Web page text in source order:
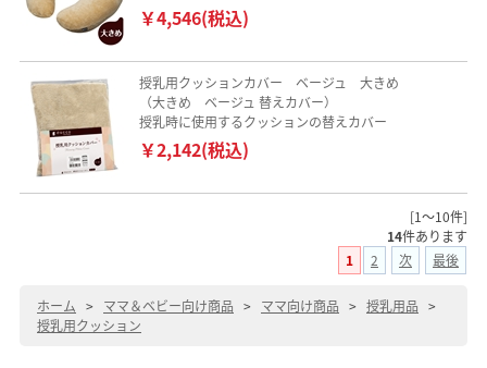
￥4,546(税込)
授乳用クッションカバー ベージュ 大きめ
（大きめ ベージュ 替えカバー）
授乳時に使用するクッションの替えカバー
￥2,142(税込)
[1～10件]
14件あります
1
2 次 最後
ホーム > ママ＆ベビー向け商品 > ママ向け商品 > 授乳用品 >
授乳用クッション